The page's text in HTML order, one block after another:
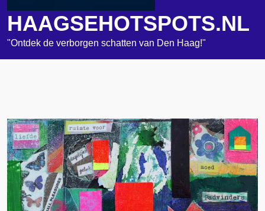
HAAGSEHOTSPOTS.NL
"Ontdek de verborgen schatten van Den Haag!"